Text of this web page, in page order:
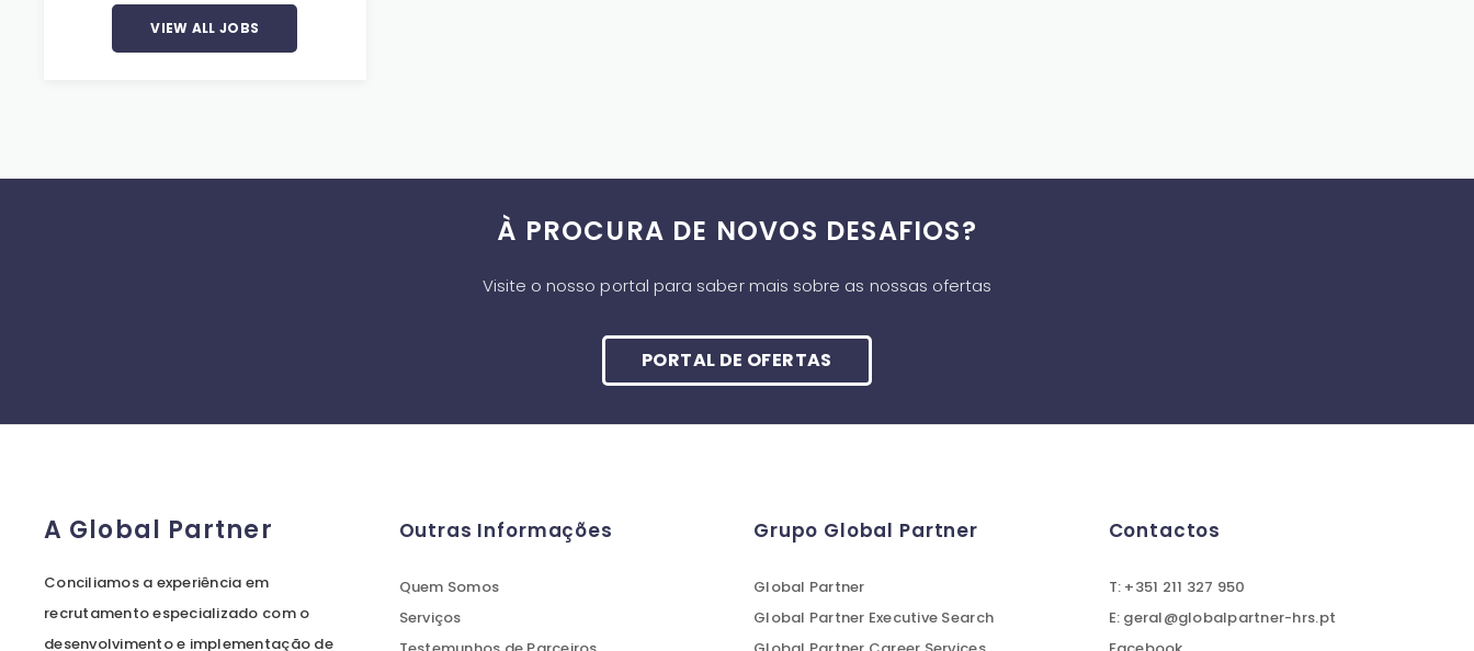
VIEW ALL JOBS
À PROCURA DE NOVOS DESAFIOS?
Visite o nosso portal para saber mais sobre as nossas ofertas
PORTAL DE OFERTAS
A Global Partner
Conciliamos a experiência em
recrutamento especializado com o
desenvolvimento e implementação de
Outras Informações
Quem Somos
Serviços
Grupo Global Partner
Global Partner
Global Partner Executive Search
Contactos
T: +351 211 327 950
E: geral@globalpartner-hrs.pt